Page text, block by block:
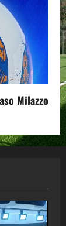
Milazzo